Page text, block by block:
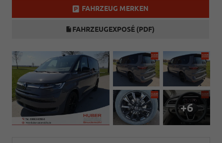
FAHRZEUG MERKEN
FAHRZEUGEXPOSÉ (PDF)
+6